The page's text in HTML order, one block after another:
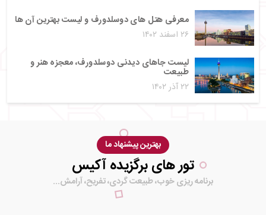
معرفی هتل های دوسلدورف و لیست بهترین آن ها
۲۶ اسفند ۱۴۰۲
لیست جاهای دیدنی دوسلدورف، معجزه هنر و
طبیعت
۲۲ آذر ۱۴۰۲
بهترین پیشنهاد ما
تور های برگزیده آکیس
برنامه ریزی خوب، طبیعت گردی، تفریح، آرامش...